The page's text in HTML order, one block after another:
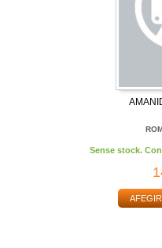
Sense stock.